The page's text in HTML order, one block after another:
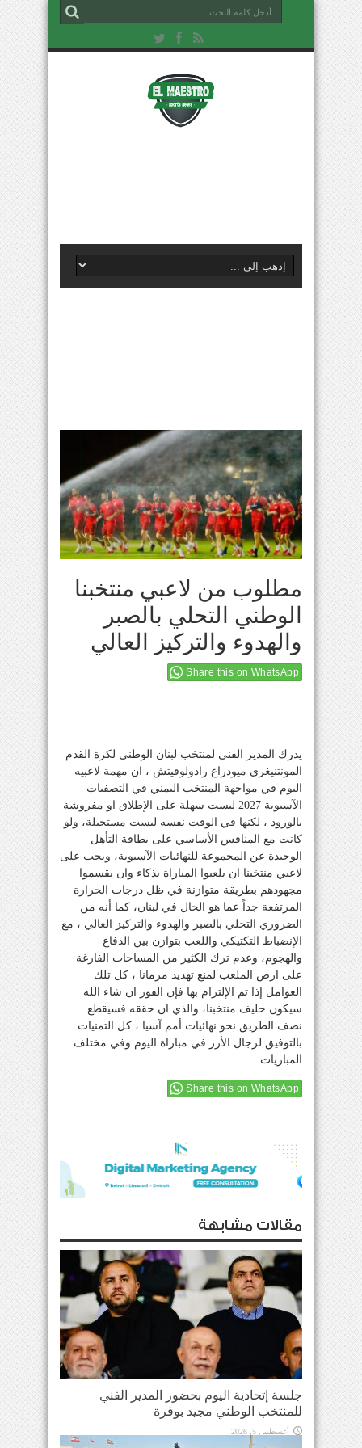
مطلوب من لاعبي منتخبنا
الوطني التحلي بالصبر
والهدوء والتركيز العالي
Share this on WhatsApp
يدرك المدير الفني لمنتخب لبنان الوطني لكرة القدم
المونتنيغري ميودراغ رادولوفيتش ، ان مهمة لاعبيه
اليوم في مواجهة المنتخب اليمني في التصفيات
الآسيوية 2027 ليست سهلة على الإطلاق او مفروشة
بالورود ، لكنها في الوقت نفسه ليست مستحيلة، ولو
كانت مع المنافس الأساسي على بطاقة التأهل
الوحيدة عن المجموعة للنهائيات الآسيوية، ويجب على
لاعبي منتخبنا ان يلعبوا المباراة بذكاء وان يقسموا
مجهودهم بطريقة متوازنة في ظل درجات الحرارة
المرتفعة جداً عما هو الحال في لبنان، كما أنه من
الضروري التحلي بالصبر والهدوء والتركيز العالي ، مع
الإنضباط التكتيكي واللعب بتوازن بين الدفاع
والهجوم، وعدم ترك الكثير من المساحات الفارغة
على ارض الملعب لمنع تهديد مرمانا ، كل تلك
العوامل إذا تم الإلتزام بها فإن الفوز ان شاء الله
سيكون حليف منتخبنا، والذي ان حققه فسيقطع
نصف الطريق نحو نهائيات أمم آسيا ، كل التمنيات
بالتوفيق لرجال الأرز في مباراة اليوم وفي مختلف
المباريات.
Share this on WhatsApp
مقالات مشابهة
جلسة إتحادية اليوم بحضور المدير الفني
للمنتخب الوطني مجيد بوقرة
أغسطس 5, 2026